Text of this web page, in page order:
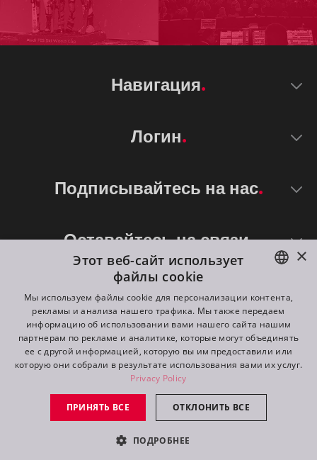
Навигация
Логин
Подписывайтесь на нас
Оставайтесь на связи
©2026 ROBE lighting s.r.o.
All rights reserved. Created by
Switch to desktop mode
ENGLISH
DE
FR
RU
×
Этот веб-сайт использует
файлы cookie
Мы используем файлы cookie для персонализации контента,
рекламы и анализа нашего трафика. Мы также передаем
информацию об использовании вами нашего сайта нашим
партнерам по рекламе и аналитике, которые могут объединять
ее с другой информацией, которую вы им предоставили или
которую они собрали в результате использования вами их услуг.
Privacy Policy
ПРИНЯТЬ ВСЕ ОТКЛОНИТЬ ВСЕ
ПОДРОБНЕЕ